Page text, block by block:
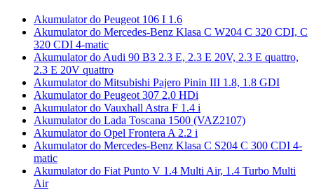
Akumulator do Peugeot 106 I 1.6
Akumulator do Mercedes-Benz Klasa C W204 C 320 CDI, C
320 CDI 4-matic
Akumulator do Audi 90 B3 2.3 E, 2.3 E 20V, 2.3 E quattro,
2.3 E 20V quattro
Akumulator do Mitsubishi Pajero Pinin III 1.8, 1.8 GDI
Akumulator do Peugeot 307 2.0 HDi
Akumulator do Vauxhall Astra F 1.4 i
Akumulator do Lada Toscana 1500 (VAZ2107)
Akumulator do Opel Frontera A 2.2 i
Akumulator do Mercedes-Benz Klasa C S204 C 300 CDI 4-
matic
Akumulator do Fiat Punto V 1.4 Multi Air, 1.4 Turbo Multi
Air